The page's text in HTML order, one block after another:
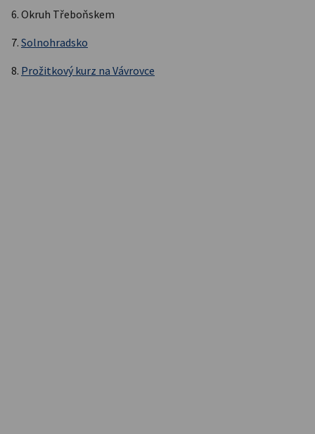
6. Okruh Třeboňskem
7. Solnohradsko
8. Prožitkový kurz na Vávrovce